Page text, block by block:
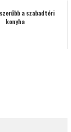
a szabadtéri
konyha